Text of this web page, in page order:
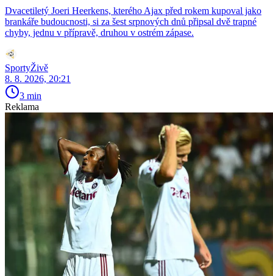
Dvacetiletý Joeri Heerkens, kterého Ajax před rokem kupoval jako
brankáře budoucnosti, si za šest srpnových dnů připsal dvě trapné
chyby, jednu v přípravě, druhou v ostrém zápase.
SportyŽivě
8. 8. 2026, 20:21
3 min
Reklama